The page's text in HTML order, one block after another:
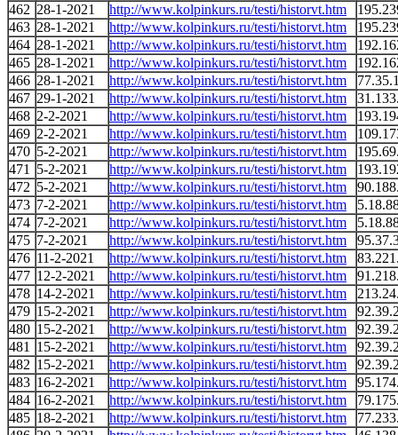
462 28-1-2021 http://www.kolpinkurs.ru/testi/historvt.htm
463 28-1-2021 http://www.kolpinkurs.ru/testi/historvt.htm
464 28-1-2021 http://www.kolpinkurs.ru/testi/historvt.htm
465 28-1-2021 http://www.kolpinkurs.ru/testi/historvt.htm
466 28-1-2021 http://www.kolpinkurs.ru/testi/historvt.htm
467 29-1-2021 http://www.kolpinkurs.ru/testi/historvt.htm
468 2-2-2021 http://www.kolpinkurs.ru/testi/historvt.htm
469 2-2-2021 http://www.kolpinkurs.ru/testi/historvt.htm
470 5-2-2021 http://www.kolpinkurs.ru/testi/historvt.htm
471
5-2-2021 http://www.kolpinkurs.ru/testi/historvt.htm
472 5-2-2021 http://www.kolpinkurs.ru/testi/historvt.htm
473 7-2-2021 http://www.kolpinkurs.ru/testi/historvt.htm
474 7-2-2021 http://www.kolpinkurs.ru/testi/historvt.htm
475 7-2-2021 http://www.kolpinkurs.ru/testi/historvt.htm
476 11-2-2021 http://www.kolpinkurs.ru/testi/historvt.htm
477 12-2-2021 http://www.kolpinkurs.ru/testi/historvt.htm
478 14-2-2021 http://www.kolpinkurs.ru/testi/historvt.htm
479 15-2-2021 http://www.kolpinkurs.ru/testi/historvt.htm
480 15-2-2021 http://www.kolpinkurs.ru/testi/historvt.htm
481
15-2-2021 http://www.kolpinkurs.ru/testi/historvt.htm
482 15-2-2021 http://www.kolpinkurs.ru/testi/historvt.htm
483 16-2-2021 http://www.kolpinkurs.ru/testi/historvt.htm
484 16-2-2021 http://www.kolpinkurs.ru/testi/historvt.htm
485 18-2-2021 http://www.kolpinkurs.ru/testi/historvt.htm